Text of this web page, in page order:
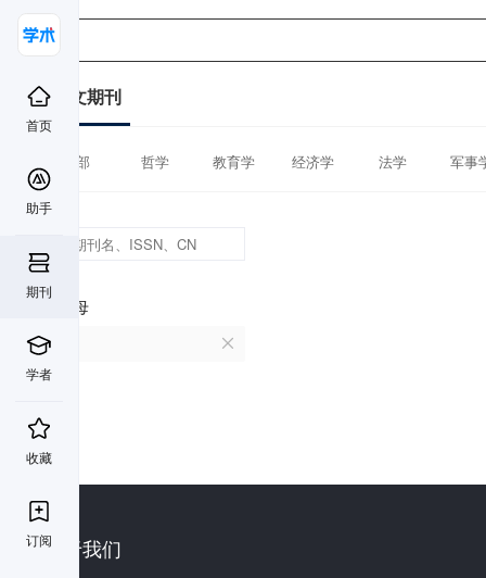
首页
助手
期刊
学者
收藏
订阅
中文期刊
全部 哲学 教育学 经济学 法学 军事
首字母
C
关于我们